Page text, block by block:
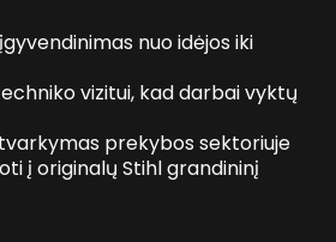
nuo idėjos iki
vizitui, kad darbai vyktų
prekybos sektoriuje
į originalų Stihl grandininį